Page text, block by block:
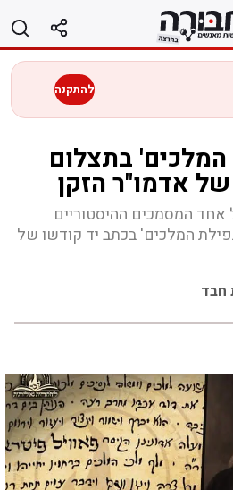
להתקנה
בתצלום
של אדמו"ר הזקן
אחד המסמכים ההיסטוריים
המלכים' בכתב יד קודשו של
חבד